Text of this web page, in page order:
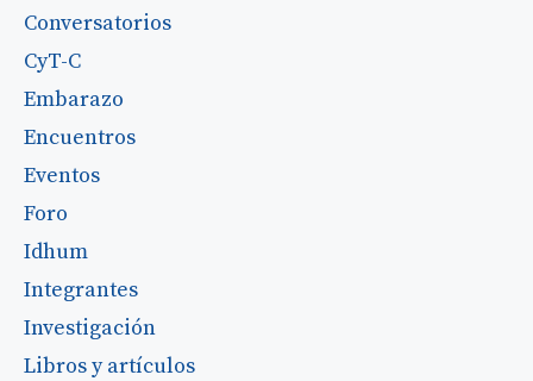
Conversatorios
CyT-C
Embarazo
Encuentros
Eventos
Foro
Idhum
Integrantes
Investigación
Libros y artículos